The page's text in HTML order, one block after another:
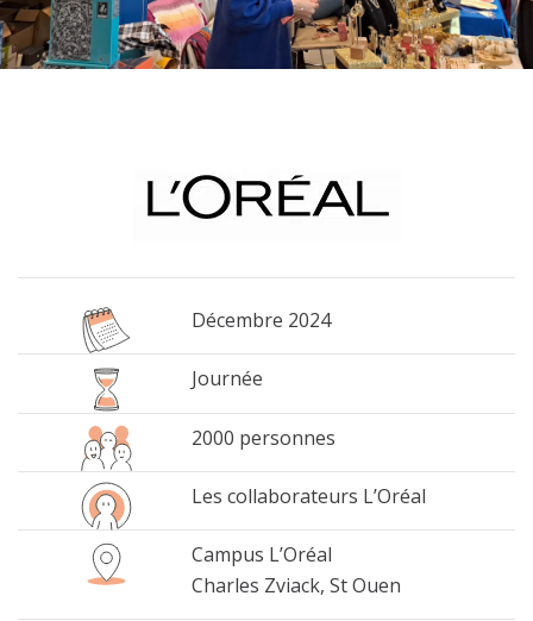
Décembre 2024
Journée
2000 personnes
Les collaborateurs L’Oréal
Campus L’Oréal
Charles Zviack, St Ouen